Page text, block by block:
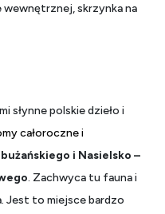
skrzynka na
słynne polskie dzieło i
całoroczne i
i Nasielsko –
. Zachwyca tu fauna i
Jest to miejsce bardzo